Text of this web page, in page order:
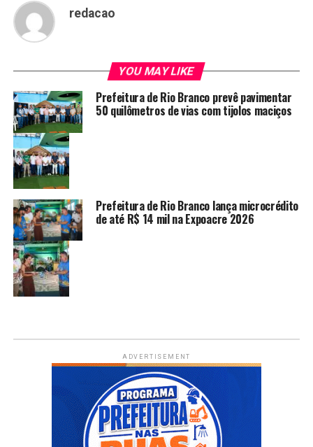
redacao
YOU MAY LIKE
Prefeitura de Rio Branco prevê pavimentar
50 quilômetros de vias com tijolos maciços
Prefeitura de Rio Branco lança microcrédito
de até R$ 14 mil na Expoacre 2026
ADVERTISEMENT